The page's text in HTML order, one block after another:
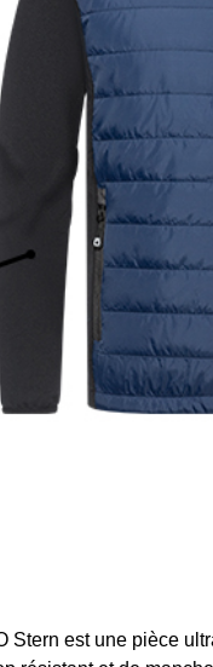
Stern est une pièce